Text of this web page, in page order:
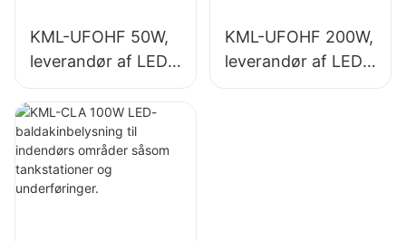
KML-UFOHF 50W,
leverandør af LED-
high bay-lys til
industrianlæg,
lagerbygninger og
andre indendørs
belysningsapplikati
KML-UFOHF 200W,
leverandør af LED-
high bay-lys til